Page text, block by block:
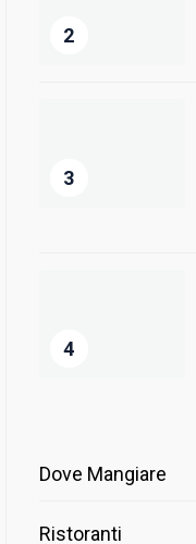
2
3
4
Dove Mangiare
Ristoranti